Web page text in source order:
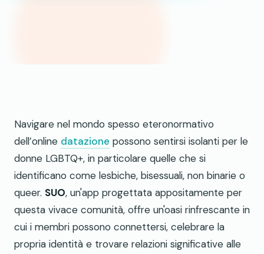
Navigare nel mondo spesso eteronormativo
dell’online datazione possono sentirsi isolanti per le
donne LGBTQ+, in particolare quelle che si
identificano come lesbiche, bisessuali, non binarie o
queer. SUO, un'app progettata appositamente per
questa vivace comunità, offre un'oasi rinfrescante in
cui i membri possono connettersi, celebrare la
propria identità e trovare relazioni significative alle